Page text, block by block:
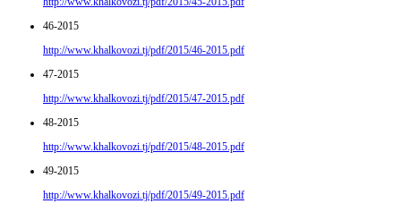
46-2015
http://www.khalkovozi.tj/pdf/2015/46-2015.pdf
47-2015
http://www.khalkovozi.tj/pdf/2015/47-2015.pdf
48-2015
http://www.khalkovozi.tj/pdf/2015/48-2015.pdf
49-2015
http://www.khalkovozi.tj/pdf/2015/49-2015.pdf